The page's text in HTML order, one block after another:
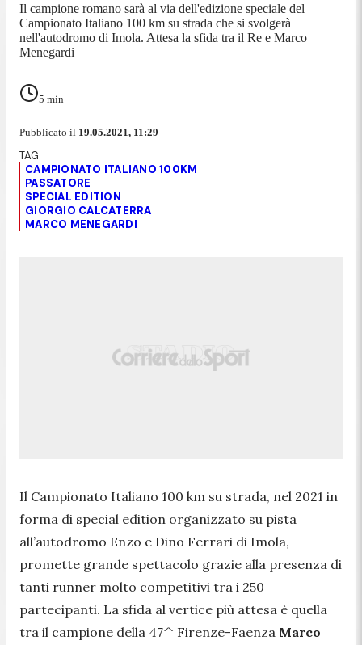
Il campione romano sarà al via dell'edizione speciale del
Campionato Italiano 100 km su strada che si svolgerà
nell'autodromo di Imola. Attesa la sfida tra il Re e Marco
Menegardi
5 min
Pubblicato il 19.05.2021, 11:29
CAMPIONATO ITALIANO 100KM
PASSATORE
SPECIAL EDITION
GIORGIO CALCATERRA
MARCO MENEGARDI
Il Campionato Italiano 100 km su strada, nel 2021 in
forma di special edition organizzato su pista
all’autodromo Enzo e Dino Ferrari di Imola,
promette grande spettacolo grazie alla presenza di
tanti runner molto competitivi tra i 250
partecipanti. La sfida al vertice più attesa è quella
tra il campione della 47^ Firenze-Faenza Marco